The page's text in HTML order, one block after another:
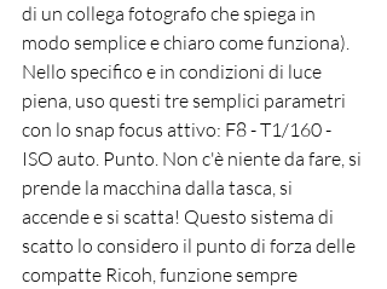
di un collega fotografo che spiega in
modo semplice e chiaro come funziona).
Nello specifico e in condizioni di luce
piena, uso questi tre semplici parametri
con lo snap focus attivo: F8 - T1/160 -
ISO auto. Punto. Non c'è niente da fare, si
prende la macchina dalla tasca, si
accende e si scatta! Questo sistema di
scatto lo considero il punto di forza delle
compatte Ricoh, funzione sempre